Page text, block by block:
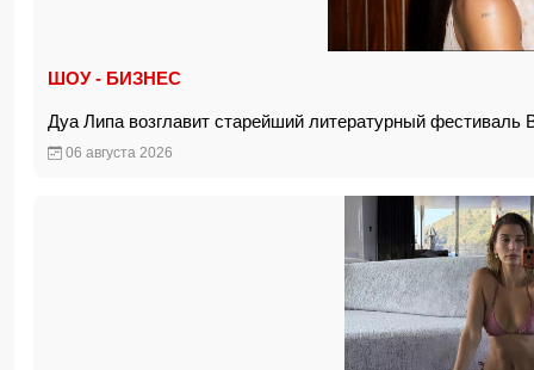
ШОУ - БИЗНЕС
Дуа Липа возглавит старейший литературный
06 августа 2026